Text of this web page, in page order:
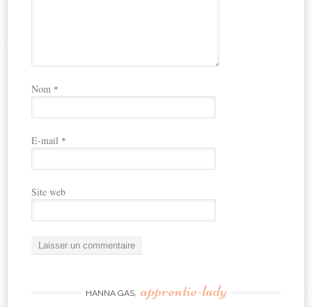
Nom *
E-mail *
Site web
HANNA GAS, apprentie-lady